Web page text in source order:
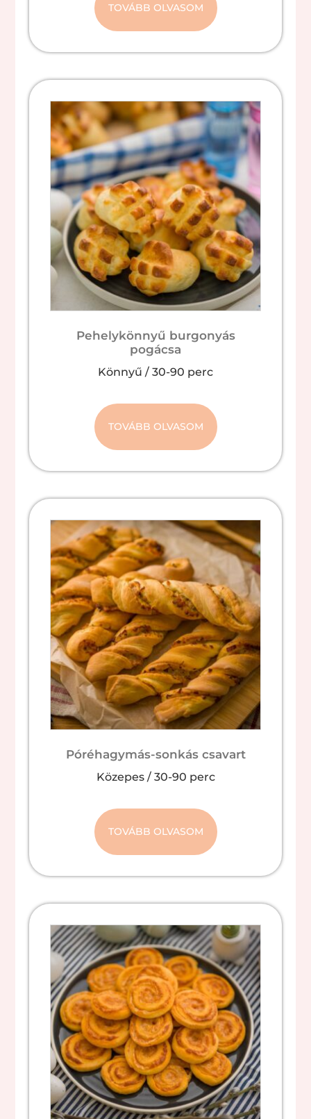
TOVÁBB OLVASOM
Pehelykönnyű burgonyás
pogácsa
Könnyű / 30-90 perc
TOVÁBB OLVASOM
Póréhagymás-sonkás csavart
Közepes/ 30-90 perc
TOVÁBB OLVASOM